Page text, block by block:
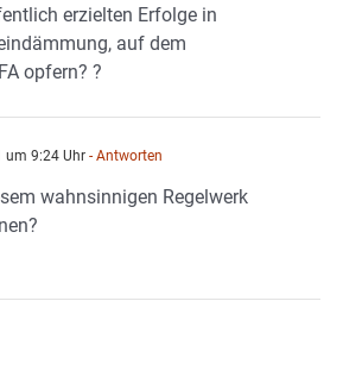
erzielten Erfolge in
auf dem
opfern? ?
um 9:24 Uhr - Antworten
wahnsinnigen Regelwerk